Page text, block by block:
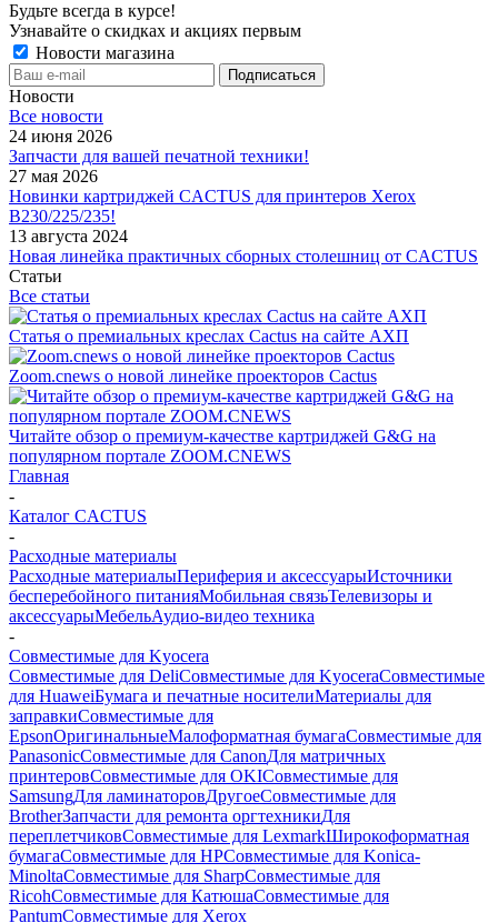
Будьте всегда в курсе!
Узнавайте о скидках и акциях первым
Новости магазина
Новости
Все новости
24 июня 2026
Запчасти для вашей печатной техники!
27 мая 2026
Новинки картриджей CACTUS для принтеров Xerox
B230/225/235!
13 августа 2024
Новая линейка практичных сборных столешниц от CACTUS
Статьи
Все статьи
Статья о премиальных креслах Cactus на сайте АХП
Zoom.cnews о новой линейке проекторов Cactus
Читайте обзор о премиум-качестве картриджей G&G на
популярном портале ZOOM.CNEWS
Главная
-
Каталог CACTUS
-
Расходные материалы
Расходные материалыПериферия и аксессуарыИсточники
бесперебойного питанияМобильная связьТелевизоры и
аксессуарыМебельАудио-видео техника
-
Совместимые для Kyocera
Совместимые для DeliСовместимые для KyoceraСовместимые
для HuaweiБумага и печатные носителиМатериалы для
заправкиСовместимые для
EpsonОригинальныеМалоформатная бумагаСовместимые для
PanasonicСовместимые для CanonДля матричных
принтеровСовместимые для OKIСовместимые для
SamsungДля ламинаторовДругоеСовместимые для
BrotherЗапчасти для ремонта оргтехникиДля
переплетчиковСовместимые для LexmarkШирокоформатная
бумагаСовместимые для HPСовместимые для Konica-
MinoltaСовместимые для SharpСовместимые для
RicohСовместимые для КатюшаСовместимые для
PantumСовместимые для Xerox